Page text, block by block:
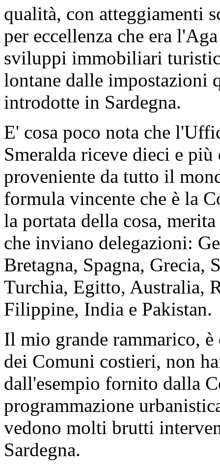
qualità, con atteggiamenti
per eccellenza che era
sviluppi immobiliari
lontane dalle impostazioni
introdotte in Sardegna.
E' cosa poco nota che
Smeralda riceve dieci e
proveniente da tutto il
formula vincente che è la
la portata della cosa,
che inviano delegazioni:
Bretagna, Spagna,
Turchia, Egitto, Australia,
Filippine, India e Pakistan.
Il mio grande rammarico,
dei Comuni costieri, non
dall'esempio fornito dalla
programmazione
vedono molti brutti
Sardegna.